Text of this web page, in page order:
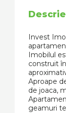
Invest
Imobilul
construit
Aproape
de joaca,
geamuri